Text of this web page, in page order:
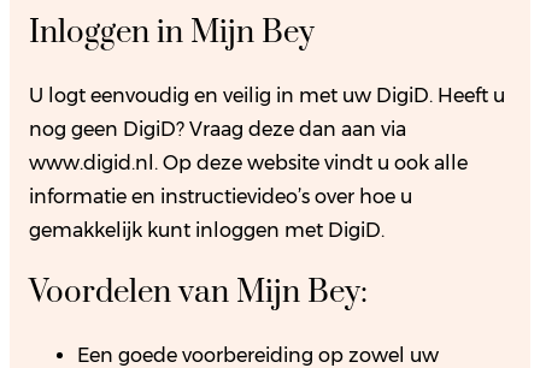
Inloggen in Mijn Bey
U logt eenvoudig en veilig in met uw DigiD. Heeft u
nog geen DigiD? Vraag deze dan aan via
www.digid.nl. Op deze website vindt u ook alle
informatie en instructievideo’s over hoe u
gemakkelijk kunt inloggen met DigiD.
Voordelen van Mijn Bey:
Een goede voorbereiding op zowel uw